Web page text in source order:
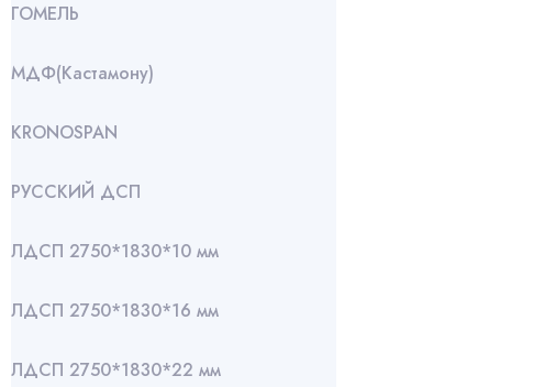
ГОМЕЛЬ
МДФ(Кастамону)
KRONOSPAN
РУССКИЙ ДСП
ЛДСП 2750*1830*10 мм
ЛДСП 2750*1830*16 мм
ЛДСП 2750*1830*22 мм